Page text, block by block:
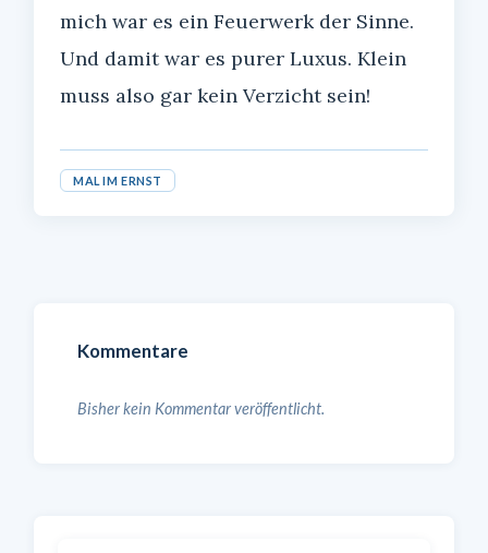
mich war es ein Feuerwerk der Sinne.
Und damit war es purer Luxus. Klein
muss also gar kein Verzicht sein!
MAL IM ERNST
Kommentare
Bisher kein Kommentar veröffentlicht.